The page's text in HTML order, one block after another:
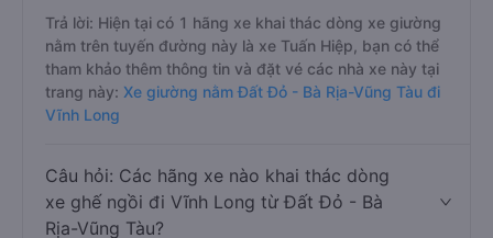
Trả lời: Hiện tại có 1 hãng xe khai thác dòng xe giường
nằm trên tuyến đường này là xe Tuấn Hiệp, bạn có thể
tham khảo thêm thông tin và đặt vé các nhà xe này tại
trang này: Xe giường nằm Đất Đỏ - Bà Rịa-Vũng Tàu đi
Vĩnh Long
Câu hỏi: Các hãng xe nào khai thác dòng
xe ghế ngồi đi Vĩnh Long từ Đất Đỏ - Bà
Rịa-Vũng Tàu?